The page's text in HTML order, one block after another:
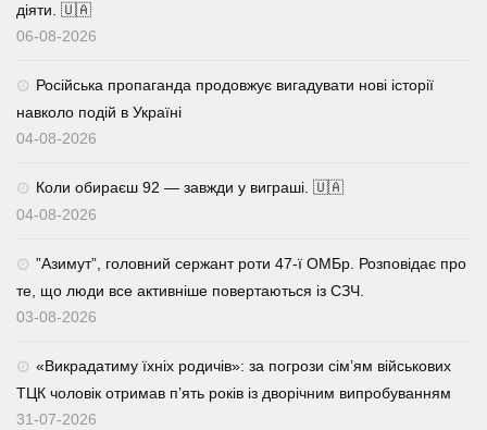
діяти. 🇺🇦
06-08-2026
Російська пропаганда продовжує вигадувати нові історії
навколо подій в Україні
04-08-2026
Коли обираєш 92 — завжди у виграші. 🇺🇦
04-08-2026
⁨”Азимут”, головний сержант роти 47-ї ОМБр. Розповідає про
те, що люди все активніше повертаються із СЗЧ.
03-08-2026
«Викрадатиму їхніх родичів»: за погрози сім’ям військових
ТЦК чоловік отримав п’ять років із дворічним випробуванням
31-07-2026